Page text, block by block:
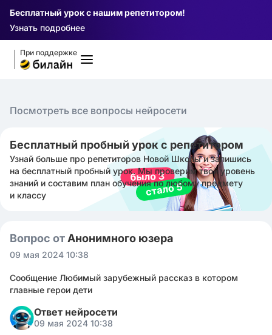
Бесплатный урок с нашим репетитором!
Узнать подробнее
При поддержке
Посмотреть все вопросы нейросети
Бесплатный пробный урок с репетитором
Узнай больше про репетиторов Новой Школы и запишись
на бесплатный пробный урок. Мы проверим твой уровень
знаний и составим план обучения по любому предмету
и классу
Вопрос от Анонимного юзера
09 мая 2024 10:38
Сообщение Любимый зарубежный рассказ в котором
главные герои дети
Ответ нейросети
09 мая 2024 10:38